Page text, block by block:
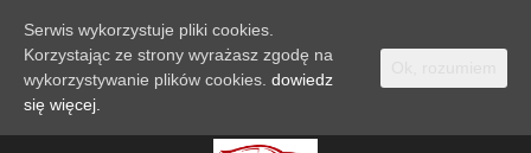
Serwis wykorzystuje pliki cookies.
Korzystając ze strony wyrażasz zgodę na
wykorzystywanie plików cookies. dowiedz
się więcej.